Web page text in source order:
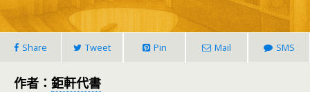
Share Tweet Pin Mail SMS
作者： 鉅軒代書